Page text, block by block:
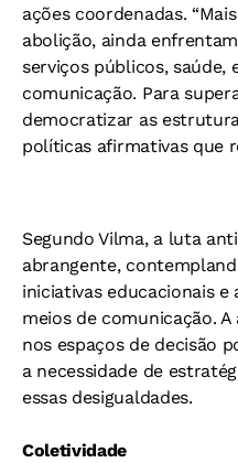
ações coordenadas.
abolição, ainda
serviços públicos, saúde,
comunicação. Para
democratizar as
políticas afirmativas que
Segundo Vilma, a luta
abrangente,
iniciativas educacionais
meios de comunicação.
nos espaços de decisão
a necessidade de
essas desigualdades.
Coletividade